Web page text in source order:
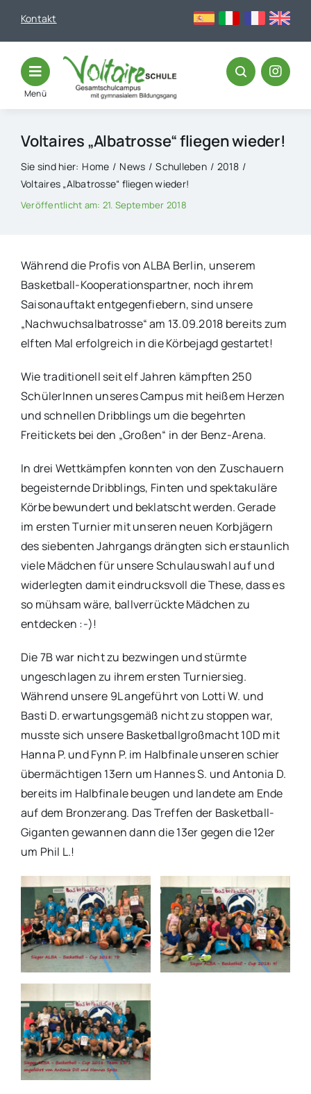
Kontakt
Menü
Voltaires „Albatrosse“ fliegen wieder!
Sie sind hier: Home News Schulleben
2018
Voltaires „Albatrosse“ fliegen wieder!
Veröffentlicht am: 21. September 2018
Während die Profis von ALBA Berlin, unserem
Basketball-Kooperationspartner, noch ihrem
Saisonauftakt entgegenfiebern, sind unsere
„Nachwuchsalbatrosse“ am 13.09.2018 bereits zum
elften Mal erfolgreich in die Körbejagd gestartet!
Wie traditionell seit elf Jahren kämpften 250
SchülerInnen unseres Campus mit heißem Herzen
und schnellen Dribblings um die begehrten
Freitickets bei den „Großen“ in der Benz-Arena.
In drei Wettkämpfen konnten von den Zuschauern
begeisternde Dribblings, Finten und spektakuläre
Körbe bewundert und beklatscht werden. Gerade
im ersten Turnier mit unseren neuen Korbjägern
des siebenten Jahrgangs drängten sich erstaunlich
viele Mädchen für unsere Schulauswahl auf und
widerlegten damit eindrucksvoll die These, dass es
so mühsam wäre, ballverrückte Mädchen zu
entdecken :-)!
Die 7B war nicht zu bezwingen und stürmte
ungeschlagen zu ihrem ersten Turniersieg.
Während unsere 9L angeführt von Lotti W. und
Basti D. erwartungsgemäß nicht zu stoppen war,
musste sich unsere Basketballgroßmacht 10D mit
Hanna P. und Fynn P. im Halbfinale unseren schier
übermächtigen 13ern um Hannes S. und Antonia D.
bereits im Halbfinale beugen und landete am Ende
auf dem Bronzerang. Das Treffen der Basketball-
Giganten gewannen dann die 13er gegen die 12er
um Phil L.!